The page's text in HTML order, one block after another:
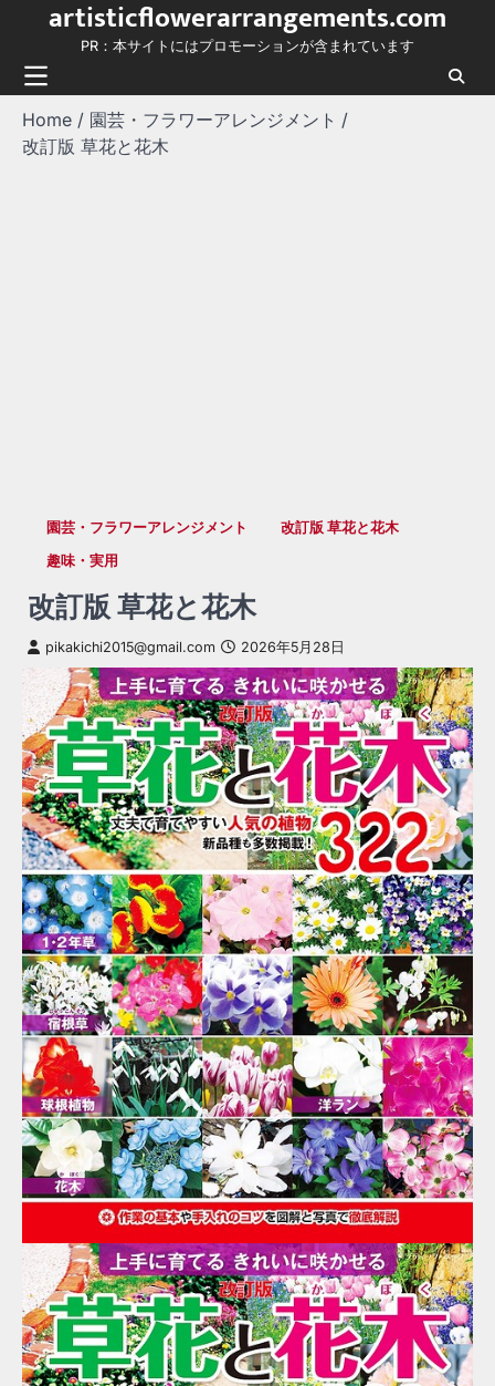
content
artisticflowerarrangements.com
PR：本サイトにはプロモーションが含まれています
Home
園芸・フラワーアレンジメント
改訂版 草花と花木
園芸・フラワーアレンジメント
改訂版 草花と花木
趣味・実用
改訂版 草花と花木
pikakichi2015@gmail.com 2026年5月28日